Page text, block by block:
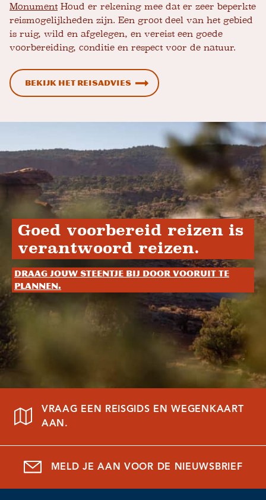
Monument Houd er rekening mee dat er zeer beperkte
reismogelijkheden zijn. Een groot deel van het gebied
is ruig, wild en afgelegen, en vereist een goede
voorbereiding, conditie en respect voor de natuur.
Bekijk het reisadvies
Goed voorbereid reizen is
verantwoord reizen.
Draag jouw steentje bij door vooruit te
plannen.
VRAAG EEN REISGIDS EN WEGENKAART
AAN.
MELD JE AAN VOOR DE NIEUWSBRIEF